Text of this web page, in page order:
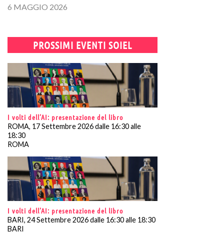
6 MAGGIO 2026
PROSSIMI EVENTI SOIEL
I volti dell’AI: presentazione del libro
ROMA, 17 Settembre 2026 dalle 16:30 alle
18:30
ROMA
I volti dell’AI: presentazione del libro
BARI, 24 Settembre 2026 dalle 16:30 alle 18:30
BARI